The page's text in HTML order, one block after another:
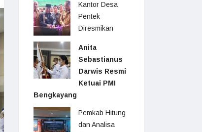
Kantor Desa
Pentek
Diresmikan
Anita
Sebastianus
Darwis Resmi
Ketuai PMI
Bengkayang
Pemkab Hitung
dan Analisa